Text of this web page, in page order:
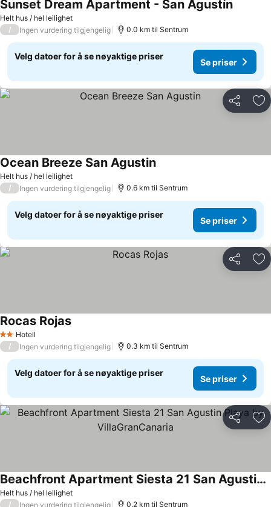
Helt hus / hel leilighet
Sunset Dream Apartment - San Agustín
/ Ingen vurdering tilgjengelig 0.0 km til Sentrum
Velg datoer for å se nøyaktige priser
Se priser
Del
Helt hus / hel leilighet
Ocean Breeze San Agustin
/ Ingen vurdering tilgjengelig 0.6 km til Sentrum
Velg datoer for å se nøyaktige priser
Se priser
Del
2 Stjerner
Hotell
Rocas Rojas
/ Ingen vurdering tilgjengelig 0.3 km til Sentrum
Velg datoer for å se nøyaktige priser
Se priser
Del
Helt hus / hel leilighet
Beachfront Apartment Siesta 21 San Agustin Playa by VillaGranCanaria
/ Ingen vurdering tilgjengelig 0.2 km til Sentrum